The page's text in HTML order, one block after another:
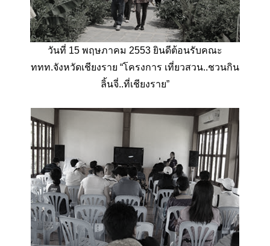
วันที่ 15 พฤษภาคม 2553 ยินดีต้อนรับคณะ
ททท.จังหวัดเชียงราย “โครงการ เที่ยวสวน..ชวนกิน
ลิ้นจี่..ที่เชียงราย”